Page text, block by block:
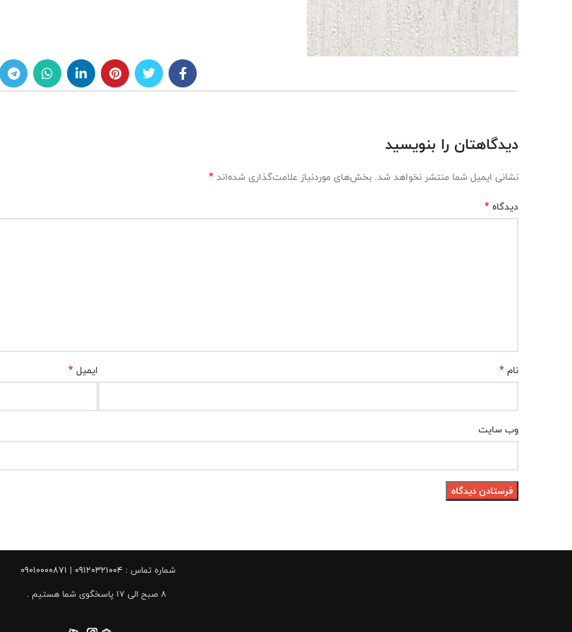
دیدگاهتان را بنویسید
نشانی ایمیل شما منتشر نخواهد شد. بخش‌های موردنیاز علامت‌گذاری شده‌اند*
دیدگاه*
نام* ایمیل*
وب‌ سایت
شماره تماس : 09120321004 | 09010000871